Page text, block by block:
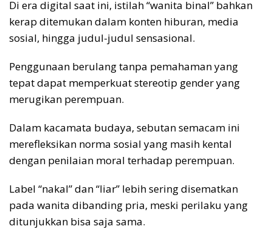
Di era digital saat ini, istilah “wanita binal” bahkan
kerap ditemukan dalam konten hiburan, media
sosial, hingga judul-judul sensasional.
Penggunaan berulang tanpa pemahaman yang
tepat dapat memperkuat stereotip gender yang
merugikan perempuan.
Dalam kacamata budaya, sebutan semacam ini
merefleksikan norma sosial yang masih kental
dengan penilaian moral terhadap perempuan.
Label “nakal” dan “liar” lebih sering disematkan
pada wanita dibanding pria, meski perilaku yang
ditunjukkan bisa saja sama.